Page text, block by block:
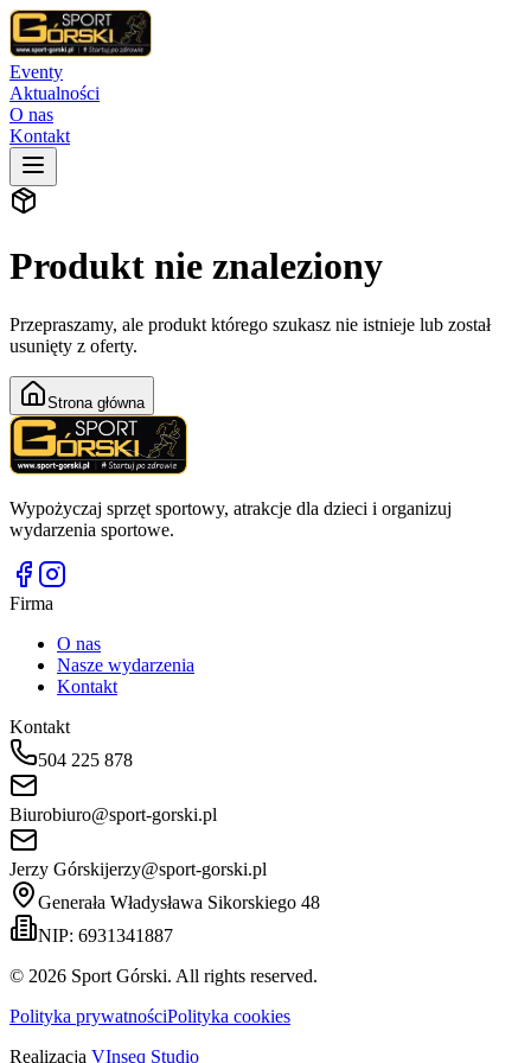
Eventy
Aktualności
O nas
Kontakt
Produkt nie znaleziony
Przepraszamy, ale produkt którego szukasz nie istnieje lub został
usunięty z oferty.
Strona główna
Wypożyczaj sprzęt sportowy, atrakcje dla dzieci i organizuj
wydarzenia sportowe.
Firma
O nas
Nasze wydarzenia
Kontakt
Kontakt
504 225 878
Biurobiuro@sport-gorski.pl
Jerzy Górskijerzy@sport-gorski.pl
Generała Władysława Sikorskiego 48
NIP: 6931341887
© 2026 Sport Górski. All rights reserved.
Polityka prywatnościPolityka cookies
Realizacja VInseq Studio